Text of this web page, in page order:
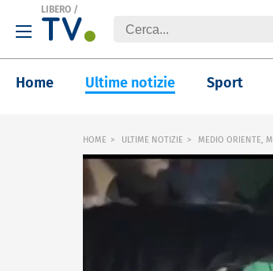
LIBERO /
Home Ultime notizie Sport
HOME ULTIME NOTIZIE MEDIO ORIENTE,